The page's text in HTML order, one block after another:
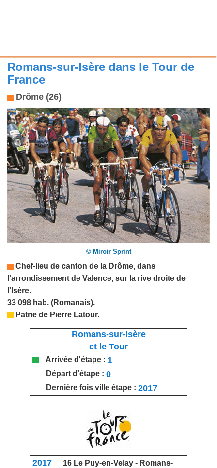
Romans-sur-Isère dans le Tour de
France
Drôme (26)
© Miroir Sprint
Chef-lieu de canton de la Drôme, dans
l'arrondissement de Valence, sur la rive droite de
l'Isère.
33 098 hab. (Romanais).
Patrie de Pierre Latour.
Romans-sur-Isère
et le Tour
Arrivée d'étape : 1
Départ d'étape : 0
Dernière fois ville étape : 2017
2017 16 Le Puy-en-Velay - Romans-